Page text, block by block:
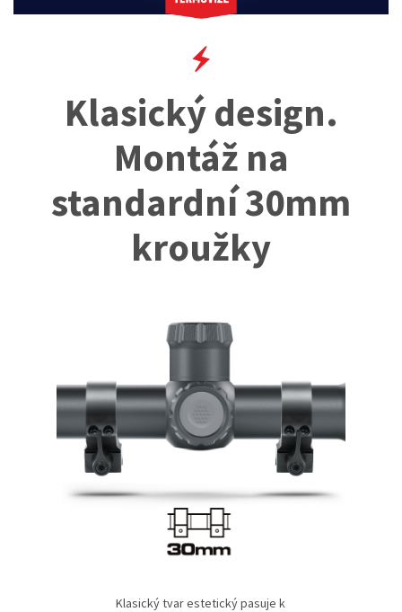
Klasický design.
Montáž na
standardní 30mm
kroužky
Klasický tvar estetický pasuje k